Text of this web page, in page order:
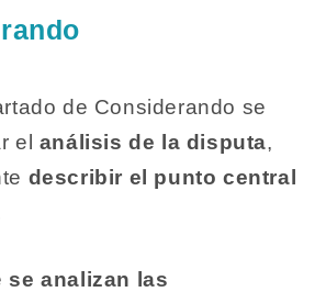
de Considerando se
el análisis de la disputa,
describir el punto central
se analizan las